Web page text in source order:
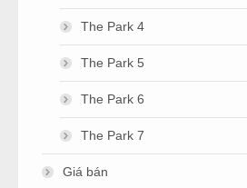
The Park 4
The Park 5
The Park 6
The Park 7
Giá bán